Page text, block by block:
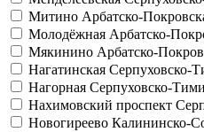
Митино Арбатско-
Молодёжная Арбатско-
Мякинино Арбатско-
Нагатинская Серпуховско-
Нагорная Серпуховско-
Нахимовский проспект
Новогиреево Калининско-